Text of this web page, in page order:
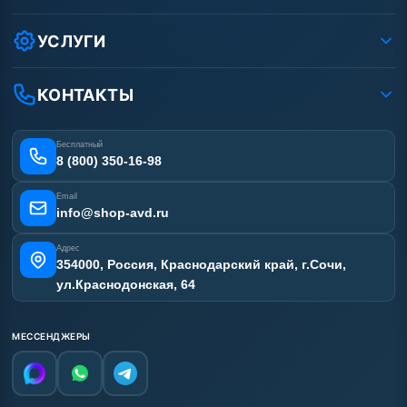
Условия соглашения
Вакансии
Статьи
Как заказать?
Оплата
Лизинг
Получить скидку
УСЛУГИ
Ремонт АВД
Сертификаты
Отзывы наших клиентов
Карта сайта
КОНТАКТЫ
Бесплатный
8 (800) 350-16-98
Email
info@shop-avd.ru
Адрес
354000, Россия, Краснодарский край, г.Сочи,
ул.Краснодонская, 64
МЕССЕНДЖЕРЫ